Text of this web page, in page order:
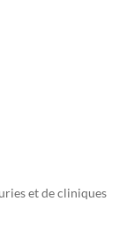
et de cliniques